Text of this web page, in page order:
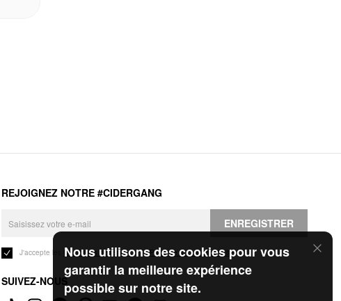
Nous utilisons des cookies pour vous
garantir la meilleure expérience
possible sur notre site.
REJOIGNEZ NOTRE #CIDERGANG
ENREGISTRER
J'accepte les Conditions généraleset laPolitique de confidentialité.
SUIVEZ-NOUS